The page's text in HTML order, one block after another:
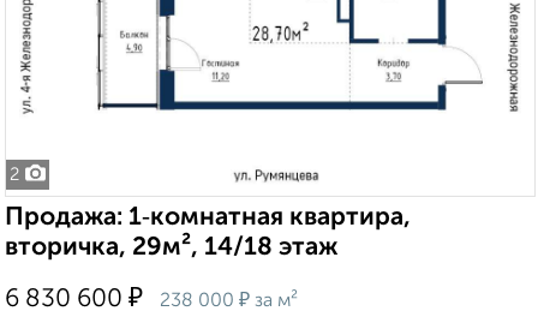
2
Продажа: 1‑комнатная квартира,
вторичка, 29м², 14/18 этаж
6 830 600 ₽ 238 000 ₽ за м²